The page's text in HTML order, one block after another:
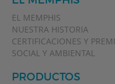
EL MEMPHIS
NUESTRA HISTORIA
CERTIFICACIONES Y
SOCIAL Y AMBIENTAL
PRODUCTOS